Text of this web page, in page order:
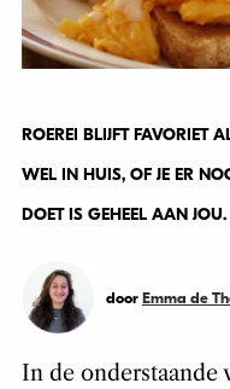
ROEREI BLIJFT FAVORIET
WEL IN HUIS, OF JE ER
DOET IS GEHEEL AAN JOU.
door Emma de
In de onderstaande